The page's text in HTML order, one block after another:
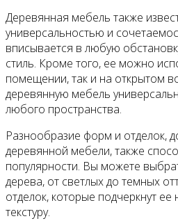
Деревянная мебель также
универсальностью и
вписывается в любую
стиль. Кроме того, ее можно
помещении, так и на открытом
деревянную мебель
любого пространства.
Разнообразие форм и отделок,
деревянной мебели, также
популярности. Вы можете
дерева, от светлых до темных
отделок, которые подчеркнут ее
текстуру.